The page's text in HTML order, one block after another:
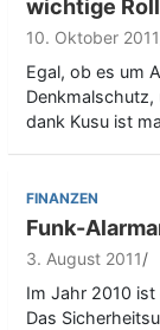
wichtige
10. Oktober 2011
Egal, ob es um
dank Kusu ist
FINANZEN
Funk-
3. August 2011
Im Jahr 2010 ist
Das